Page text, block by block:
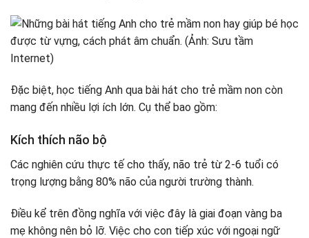
Clean Up Song
Make A Circle
This Is A Happy Face
ABC song
Rain, Rain, Go Away
Đặc biệt, học tiếng Anh qua bài hát cho trẻ mầm non còn
mang đến nhiều lợi ích lớn. Cụ thể bao gồm:
Kích thích não bộ
Các nghiên cứu thực tế cho thấy, não trẻ từ 2-6 tuổi có
trọng lượng bằng 80% não của người trường thành.
Điều kể trên đồng nghĩa với việc đây là giai đoạn vàng ba
mẹ không nên bỏ lỡ. Việc cho con tiếp xúc với ngoại ngữ